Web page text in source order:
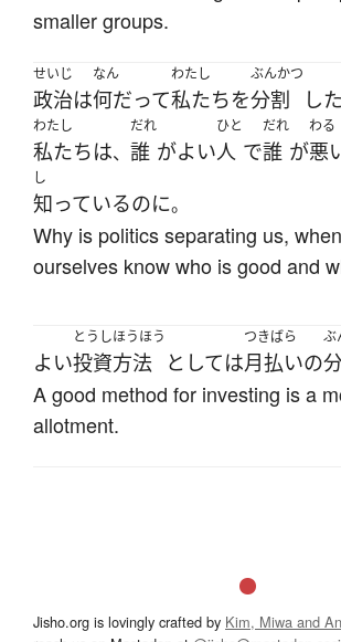
smaller groups.
せいじ
政治は
なん
何だって
わたし
私たちを
ぶんかつ
分割 し
わたし
私たちは、
だれ
誰 がよい
ひと
人 で
だれ
誰 が
わる
悪
し
知っているのに。
Why is politics separating us,
ourselves know who is good and
よい
とうし
投資
ほうほう
方法 としては
つきばら
月払いの
ぶ
A good method for investing is a
allotment.
Jisho.org is lovingly crafted by Kim, Miwa and